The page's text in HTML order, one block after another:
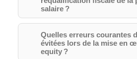
salaire ?
Quelles erreurs courantes
évitées lors de la mise en
equity ?